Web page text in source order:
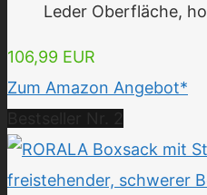
Leder Oberfläche,
106,99 EUR
Zum Amazon Angebot*